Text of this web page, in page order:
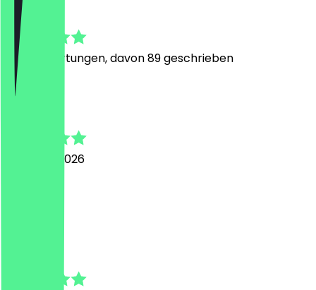
4.9
400
Bewertungen, davon 89 geschrieben
3. August 2026